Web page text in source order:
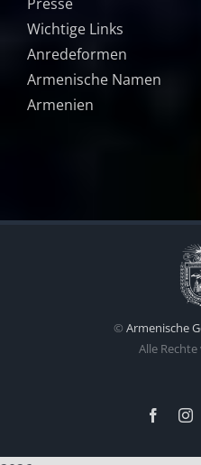
Wichtige Links
Anredeformen
Armenische Namen
Armenien
© Armenische
Alle